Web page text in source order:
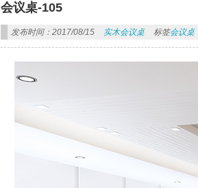
会议桌-105
发布时间：2017/08/15 实木会议桌 标签会议桌